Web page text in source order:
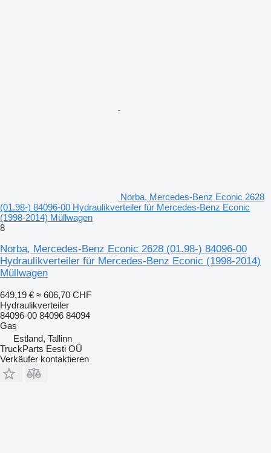
Norba, Mercedes-Benz Econic 2628
(01.98-) 84096-00 Hydraulikverteiler für Mercedes-Benz Econic
(1998-2014) Müllwagen
8
Norba, Mercedes-Benz Econic 2628 (01.98-) 84096-00
Hydraulikverteiler für Mercedes-Benz Econic (1998-2014)
Müllwagen
649,19 € ≈ 606,70 CHF
Hydraulikverteiler
84096-00 84096 84094
Gas
Estland, Tallinn
TruckParts Eesti OÜ
Verkäufer kontaktieren